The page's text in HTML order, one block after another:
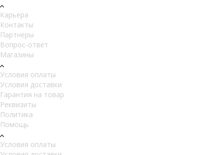
Карьера
Контакты
Партнеры
Вопрос-ответ
Магазины
Условия оплаты
Условия доставки
Гарантия на товар
Реквизиты
Политика
Помощь
Условия оплаты